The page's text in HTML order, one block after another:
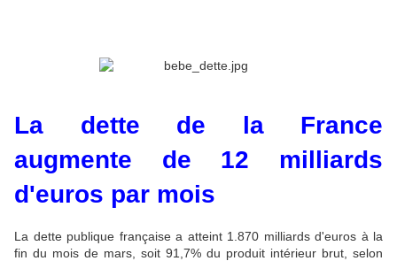
La dette de la France
augmente de 12 milliards
d'euros par mois
La dette publique française a atteint 1.870 milliards d'euros à la
fin du mois de mars, soit 91,7% du produit intérieur brut, selon